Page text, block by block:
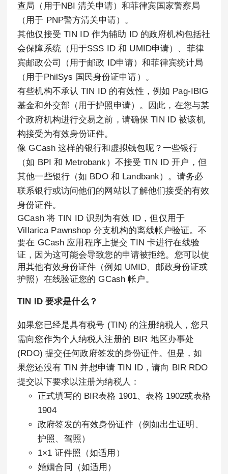
查局（用于NBI 清关申请）和菲律宾国家警察局
（用于 PNP警方清关申请）。
其他仅接受 TIN ID 作为辅助 ID 的政府机构包括社
会保障系统（用于SSS ID 和 UMID申请）、菲律
宾邮政公司（用于邮政 ID申请）和菲律宾统计局
（用于PhilSys 国民身份证申请）。
有些机构不承认 TIN ID 的有效性，例如 Pag-IBIG
基金和外交部（用于护照申请）。因此，在您与某
个政府机构进行交易之前，请确保 TIN ID 被该机
构接受为有效身份证件。
像 GCash 这样的银行和虚拟钱包呢？一些银行
（如 BPI 和 Metrobank）不接受 TIN ID 开户，但
其他一些银行（如 BDO 和 Landbank）。请务必
联系银行或访问他们的网站以了解他们接受的有效
身份证件。
GCash 将 TIN ID 识别为有效 ID，但仅用于
Villarica Pawnshop 分支机构的离线帐户验证。不
要在 GCash 应用程序上提交 TIN 卡进行在线验
证，因为这可能会导致您的申请被拒绝。您可以使
用其他有效身份证件（例如 UMID、邮政身份证或
护照）在线验证您的 GCash 帐户。
TIN ID 要求是什么？
如果您已经是具有税号 (TIN) 的注册纳税人，您只
需向您作为个人纳税人注册的 BIR 地区办事处
(RDO) 提交任何政府签发的身份证件。但是，如
果您还没有 TIN 并想申请 TIN ID，请向 BIR RDO
提交以下要求以注册为纳税人：
正式填写的 BIR表格 1901、表格 1902或表格
1904
政府签发的有效身份证件（例如出生证明、
护照、驾照）
1×1 证件照（如适用）
婚姻合同（如适用）